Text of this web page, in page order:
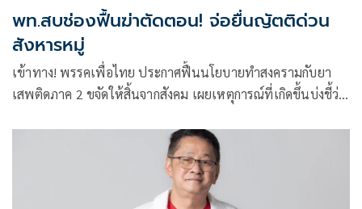
พท.สบช่องฟื้นฆ่าตัดตอน! จ่อยื่นญัตติด่วน
สังหารหมู่
เข้าทาง! พรรคเพื่อไทย ประกาศฟื้นนโยบายทำสงครามกับยา
เสพติดภาค 2 ขจัดให้สิ้นจากสังคม เผยเหตุการณ์ที่เกิดขึ้นบ่งชี้ว่า